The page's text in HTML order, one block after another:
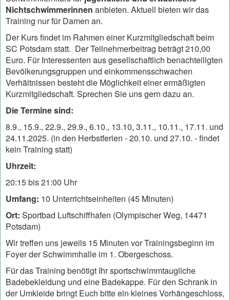
Nichtschwimmerinnen anbieten. Aktuell bieten wir das
Training nur für Damen an.
Der Kurs findet im Rahmen einer Kurzmitgliedschaft beim
SC Potsdam statt. Der Teilnehmerbeitrag beträgt 210,00
Euro. Für Interessenten aus gesellschaftlich benachteiligten
Bevölkerungsgruppen und einkommensschwachen
Verhältnissen besteht die Möglichkeit einer ermäßigten
Kurzmitgliedschaft. Sprechen Sie uns gern dazu an.
Die Termine sind:
8.9., 15.9., 22.9., 29.9., 6.10., 13.10, 3.11., 10.11., 17.11. und
24.11.2025. (in den Herbstferien - 20.10. und 27.10. - findet
kein Training statt)
Uhrzeit:
20:15 bis 21:00 Uhr
Umfang: 10 Unterrichtseinheiten (45 Minuten)
Ort: Sportbad Luftschiffhafen (Olympischer Weg, 14471
Potsdam)
Wir treffen uns jeweils 15 Minuten vor Trainingsbeginn im
Foyer der Schwimmhalle im 1. Obergeschoss.
Für das Training benötigt Ihr sportschwimmtaugliche
Badebekleidung und eine Badekappe. Für den Schrank in
der Umkleide bringt Euch bitte ein kleines Vorhängeschloss,